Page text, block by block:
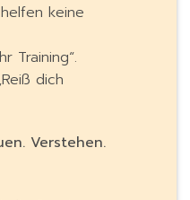
keine
Training“.
dich
Verstehen.